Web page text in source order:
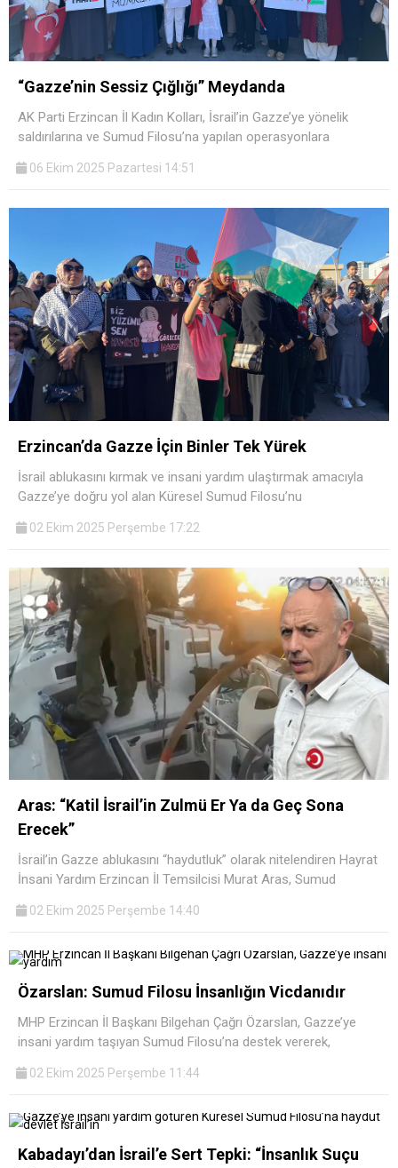
“Gazze’nin Sessiz Çığlığı” Meydanda
AK Parti Erzincan İl Kadın Kolları, İsrail’in Gazze’ye yönelik
saldırılarına ve Sumud Filosu’na yapılan operasyonlara
06 Ekim 2025 Pazartesi 14:51
Erzincan’da Gazze İçin Binler Tek Yürek
İsrail ablukasını kırmak ve insani yardım ulaştırmak amacıyla
Gazze’ye doğru yol alan Küresel Sumud Filosu’nu
02 Ekim 2025 Perşembe 17:22
Aras: “Katil İsrail’in Zulmü Er Ya da Geç Sona
Erecek”
İsrail’in Gazze ablukasını “haydutluk” olarak nitelendiren Hayrat
İnsani Yardım Erzincan İl Temsilcisi Murat Aras, Sumud
02 Ekim 2025 Perşembe 14:40
Özarslan: Sumud Filosu İnsanlığın Vicdanıdır
MHP Erzincan İl Başkanı Bilgehan Çağrı Özarslan, Gazze’ye
insani yardım taşıyan Sumud Filosu’na destek vererek,
02 Ekim 2025 Perşembe 11:44
Kabadayı’dan İsrail’e Sert Tepki: “İnsanlık Suçu